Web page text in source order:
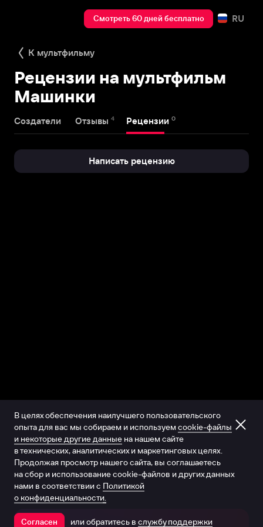
Смотреть 60 дней бесплатно RU
К мультфильму
Рецензии на мультфильм
Машинки
Создатели Отзывы 4 Рецензии 0
Написать рецензию
Открыть в приложении
В целях обеспечения наилучшего пользовательского
опыта для вас мы собираем и используем cookie-файлы
и некоторые другие данные на нашем сайте
в технических, аналитических и маркетинговых целях.
Продолжая просмотр нашего сайта, вы соглашаетесь
на сбор и использование cookie-файлов и других данных
нами в соответствии с Политикой
о конфиденциальности.
Согласен или обратитесь в службу поддержки